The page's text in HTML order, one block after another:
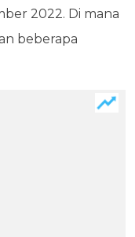
2022. Di mana
beberapa